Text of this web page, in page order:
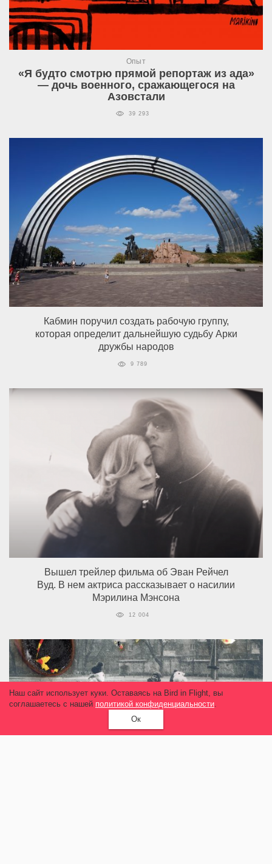
Опыт
«Я будто смотрю прямой репортаж из ада»
— дочь военного, сражающегося на
Азовстали
39 293
Кабмин поручил создать рабочую группу,
которая определит дальнейшую судьбу Арки
дружбы народов
9 789
Вышел трейлер фильма об Эван Рейчел
Вуд. В нем актриса рассказывает о насилии
Мэрилина Мэнсона
12 004
Наш сайт использует куки. Оставаясь на Bird in Flight, вы
соглашаетесь с нашей политикой конфиденциальности.
Ок